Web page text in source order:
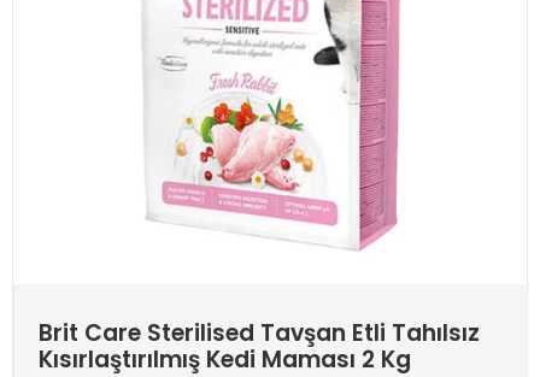
Brit Care Sterilised Tavşan Etli Tahılsız
Kısırlaştırılmış Kedi Maması 2 Kg